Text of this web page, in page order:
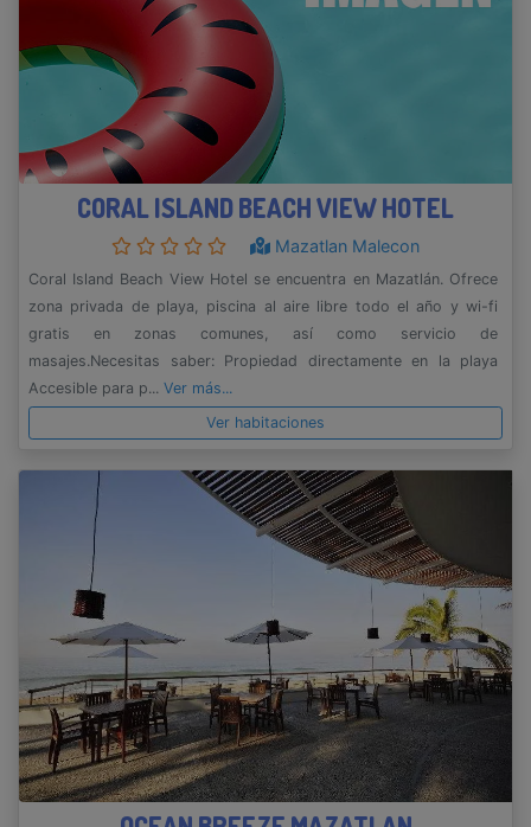
CORAL ISLAND BEACH VIEW HOTEL
Mazatlan Malecon
Coral Island Beach View Hotel se encuentra en Mazatlán. Ofrece
zona privada de playa, piscina al aire libre todo el año y wi-fi
gratis en zonas comunes, así como servicio de
masajes.Necesitas saber: Propiedad directamente en la playa
Accesible para p... Ver más...
Ver habitaciones